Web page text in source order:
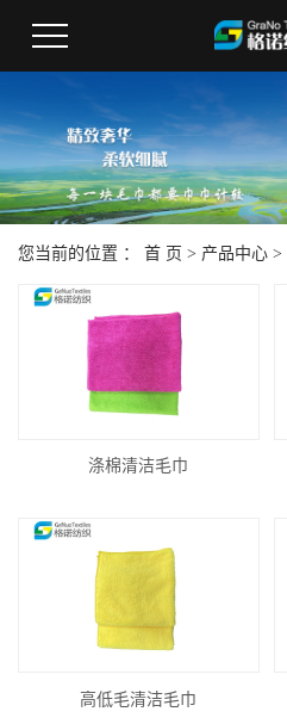
您当前的位置 ： 首 页 > 产品中心 >
涤棉清洁毛巾
高低毛清洁毛巾